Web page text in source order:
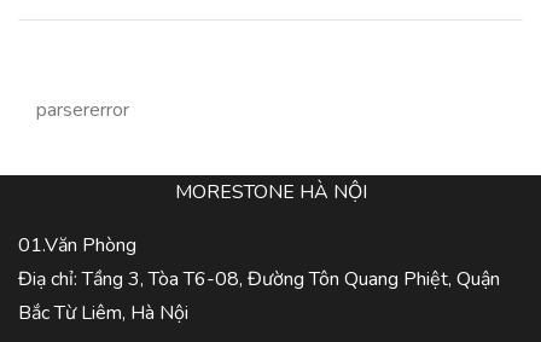
parsererror
MORESTONE HÀ NỘI
01.Văn Phòng
Điạ chỉ: Tầng 3, Tòa T6-08, Đường Tôn Quang Phiệt, Quận
Bắc Từ Liêm, Hà Nội